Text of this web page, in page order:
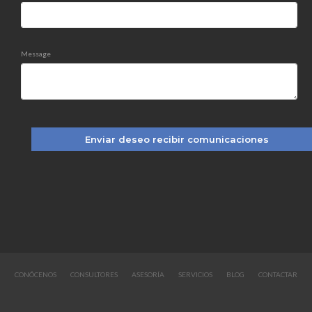
Message
CONÓCENOS CONSULTORES ASESORÍA SERVICIOS BLOG CONTACTAR